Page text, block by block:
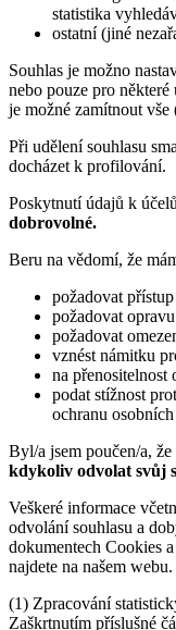
statistika
ostatní (jiné
Souhlas je možno
nebo pouze pro
je možné zamítnout
Při udělení souhlasu
docházet k profilování.
Poskytnutí údajů k
dobrovolné.
Beru na vědomí, že
požadovat
požadovat
požadovat
vznést námitku
na přenositelnost
podat stížnost
ochranu
Byl/a jsem poučen/a,
kdykoliv odvolat svůj
Veškeré informace
odvolání souhlasu a
dokumentech Cookies
najdete na našem webu.
(1) Zpracování
Zaškrtnutím příslušné